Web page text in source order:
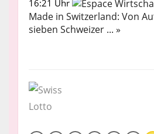
16:21 Uhr
Made in Switzerland: Von
sieben Schweizer ... »